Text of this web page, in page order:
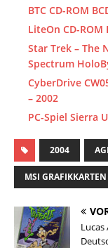
BTC CD-ROM
LiteOn CD-ROM
Star Trek – The
Spectrum
CyberDrive
– 2002
PC-Spiel Sierra
2004
MSI GRAFIKKARTEN
Lucas